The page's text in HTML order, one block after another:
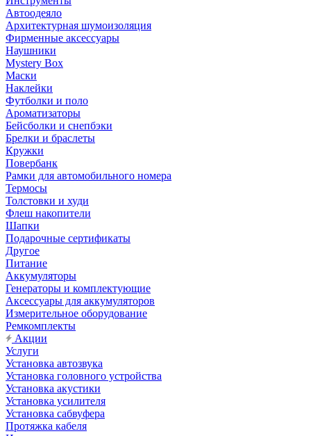
Автоодеяло
Архитектурная шумоизоляция
Фирменные аксессуары
Наушники
Mystery Box
Маски
Наклейки
Футболки и поло
Ароматизаторы
Бейсболки и снепбэки
Брелки и браслеты
Кружки
Повербанк
Рамки для автомобильного номера
Термосы
Толстовки и худи
Флеш накопители
Шапки
Подарочные сертификаты
Другое
Питание
Аккумуляторы
Генераторы и комплектующие
Аксессуары для аккумуляторов
Измерительное оборудование
Ремкомплекты
Акции
Услуги
Установка автозвука
Установка головного устройства
Установка акустики
Установка усилителя
Установка сабвуфера
Протяжка кабеля